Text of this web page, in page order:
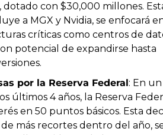
con $30,000 millones.
a MGX y Nvidia, se enfocará
críticas como centros de
potencial de expandirse hasta
por la Reserva Federal: En un
últimos 4 años, la Reserva
en 50 puntos básicos. Esta
más recortes dentro del año,